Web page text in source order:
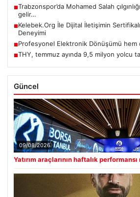
■Trabzonspor’da Mohamed Salah
gelir…
■Kelebek.Org İle Dijital İletişimin
Deneyimi
■Profesyonel Elektronik Dönüşümü hem
■THY, temmuz ayında 9,5 milyon yolcu
Güncel
09/08/2026
Yatırım araçlarının haftalık performansı